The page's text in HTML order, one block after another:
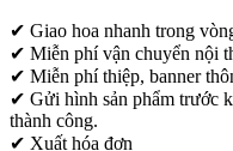
✔ Giao hoa nhanh trong
✔ Miễn phí vận chuyển nội
✔ Miễn phí thiệp, banner
✔ Gửi hình sản phẩm trước
thành công.
✔ Xuất hóa đơn